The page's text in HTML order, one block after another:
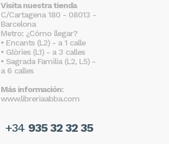
Visita nuestra tienda
C/Cartagena 180 - 08013 -
Barcelona
Metro: ¿Cómo llegar?
• Encants (L2) - a 1 calle
• Glòries (L1) - a 3 calles
• Sagrada Familia (L2, L5) -
a 6 calles
Más información:
www.libreriaabba.com
+34 935 32 32 35